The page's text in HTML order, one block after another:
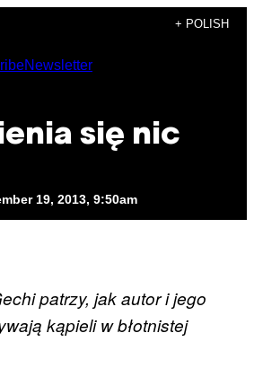
+ POLISH
Newsletter
się nic
19, 2013, 9:50am
patrzy, jak autor i jego
kąpieli w błotnistej